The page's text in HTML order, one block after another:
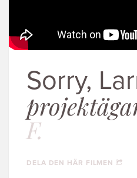
Sorry,
F.
DELA DEN HÄR FILMEN